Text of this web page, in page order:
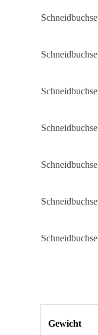
Schneidbuchse
Schneidbuchse
Schneidbuchse
Schneidbuchse
Schneidbuchse
Schneidbuchse
Schneidbuchse
Gewicht